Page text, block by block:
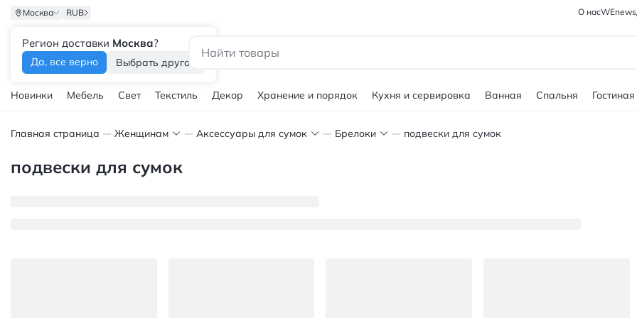
Москва
Регион доставки Москва?
Да, все верно Выбрать другой
RUB О насWEnews
Новинки Мебель Свет Текстиль Декор Хранение и порядок Кухня и сервировка Ванная Спальня Гостиная
Главная страница Женщинам Аксессуары для сумок Брелоки подвески для сумок
подвески для сумок